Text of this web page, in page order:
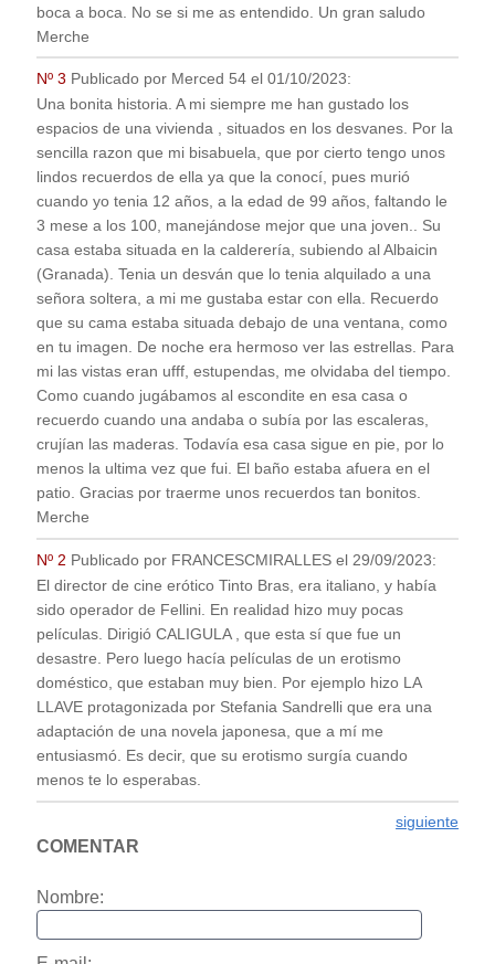
boca a boca. No se si me as entendido. Un gran saludo
Merche
Nº 3 Publicado por Merced 54el 01/10/2023:
Una bonita historia. A mi siempre me han gustado los
espacios de una vivienda , situados en los desvanes. Por la
sencilla razon que mi bisabuela, que por cierto tengo unos
lindos recuerdos de ella ya que la conocí, pues murió
cuando yo tenia 12 años, a la edad de 99 años, faltando le
3 mese a los 100, manejándose mejor que una joven.. Su
casa estaba situada en la calderería, subiendo al Albaicin
(Granada). Tenia un desván que lo tenia alquilado a una
señora soltera, a mi me gustaba estar con ella. Recuerdo
que su cama estaba situada debajo de una ventana, como
en tu imagen. De noche era hermoso ver las estrellas. Para
mi las vistas eran ufff, estupendas, me olvidaba del tiempo.
Como cuando jugábamos al escondite en esa casa o
recuerdo cuando una andaba o subía por las escaleras,
crujían las maderas. Todavía esa casa sigue en pie, por lo
menos la ultima vez que fui. El baño estaba afuera en el
patio. Gracias por traerme unos recuerdos tan bonitos.
Merche
Nº 2 Publicado por FRANCESCMIRALLESel 29/09/2023:
El director de cine erótico Tinto Bras, era italiano, y había
sido operador de Fellini. En realidad hizo muy pocas
películas. Dirigió CALIGULA , que esta sí que fue un
desastre. Pero luego hacía películas de un erotismo
doméstico, que estaban muy bien. Por ejemplo hizo LA
LLAVE protagonizada por Stefania Sandrelli que era una
adaptación de una novela japonesa, que a mí me
entusiasmó. Es decir, que su erotismo surgía cuando
menos te lo esperabas.
siguiente
COMENTAR
Nombre: